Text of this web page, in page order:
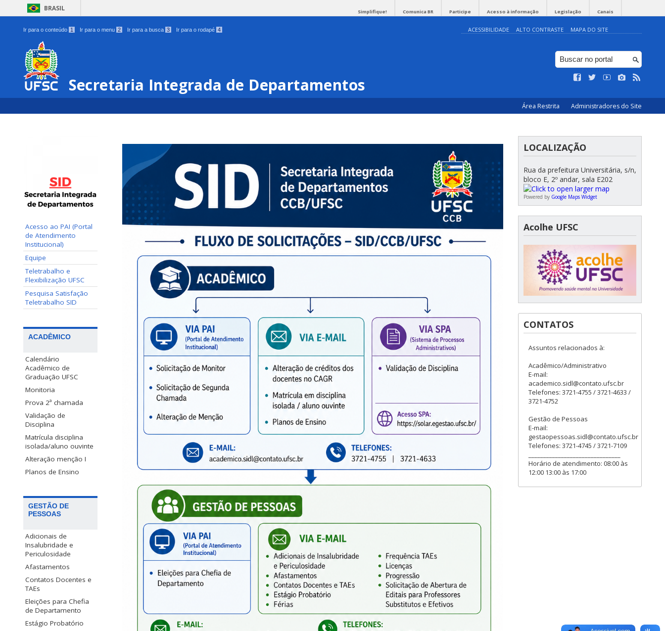
BRASIL Simplifique! Comunica BR Participe Acesso à informação Legislação Canais
Ir para o conteúdo 1 Ir para o menu 2 Ir para a busca 3 Ir para o rodapé 4 ACESSIBILIDADE ALTO CONTRASTE MAPA DO SITE
Secretaria Integrada de Departamentos
Área Restrita Administradores do Site
Acesso ao PAI (Portal
de Atendimento
Institucional)
Equipe
Teletrabalho e
Flexibilização UFSC
Pesquisa Satisfação
Teletrabalho SID
ACADÊMICO
Calendário
Acadêmico de
Graduação UFSC
Monitoria
Prova 2ª chamada
Validação de
Disciplina
Matrícula disciplina
isolada/aluno ouvinte
Alteração menção I
Planos de Ensino
GESTÃO DE
PESSOAS
Adicionais de
Insalubridade e
Periculosidade
Afastamentos
Contatos Docentes e
TAEs
Eleições para Chefia
de Departamento
Estágio Probatório
LOCALIZAÇÃO
Rua da prefeitura Universitária, s/n,
bloco E, 2º andar, sala E202
Powered by Google Maps Widget
Acolhe UFSC
CONTATOS
Assuntos relacionados à:
Acadêmico/Administrativo
E-mail:
academico.sidl@contato.ufsc.br
Telefones: 3721-4755 / 3721-4633 /
3721-4752
Gestão de Pessoas
E-mail:
gestaopessoas.sidl@contato.ufsc.br
Telefones: 3721-4745 / 3721-7109
Horário de atendimento: 08:00 às
12:00 13:00 às 17:00